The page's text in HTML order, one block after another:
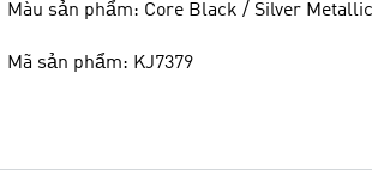
Màu sản phẩm: Core Black / Silver
Mã sản phẩm: KJ7379